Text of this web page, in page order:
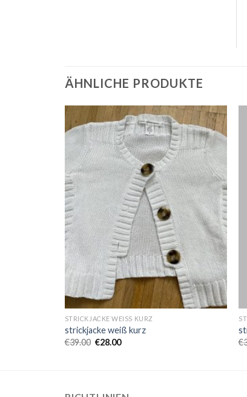
ÄHNLICHE PRODUKTE
STRICKJACKE WEISS KURZ
strickjacke weiß kurz
€39.00 €28.00
€